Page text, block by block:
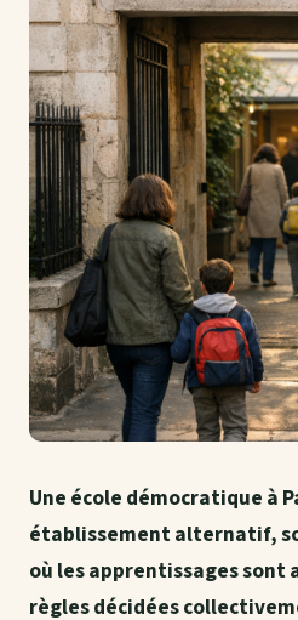
Une école démocratique à
établissement alternatif,
où les apprentissages sont
règles décidées